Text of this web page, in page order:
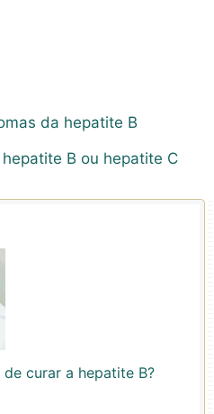
da hepatite B
B ou hepatite C
curar a hepatite B?